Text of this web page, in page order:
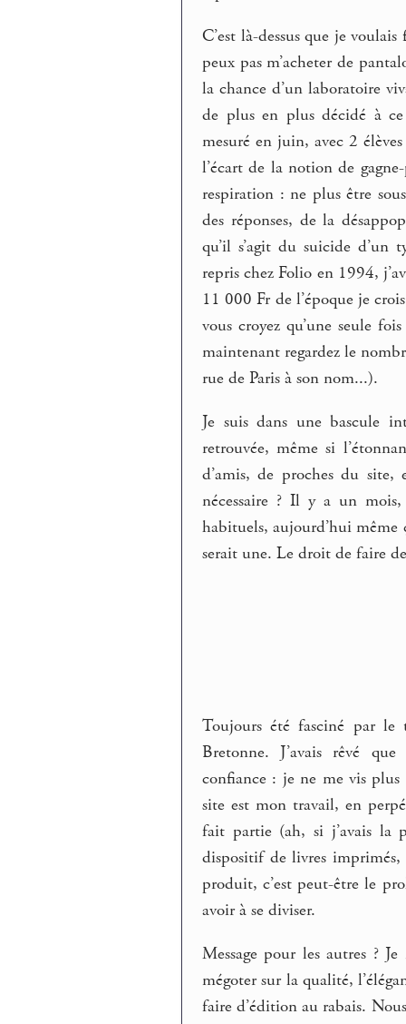
C’est là-dessus que je
peux pas m’acheter de
la chance d’un laboratoire
de plus en plus décidé à
mesuré en juin, avec 2
l’écart de la notion de
respiration : ne plus être
des réponses, de la
qu’il s’agit du suicide d’un
repris chez Folio en 1994,
11 000 Fr de l’époque je
vous croyez qu’une seule
maintenant regardez le
rue de Paris à son nom...).
Je suis dans une bascule
retrouvée, même si
d’amis, de proches du site,
nécessaire ? Il y a un
habituels, aujourd’hui même
serait une. Le droit de faire
Toujours été fasciné par
Bretonne. J’avais rêvé
confiance : je ne me vis
site est mon travail, en
fait partie (ah, si j’avais la
dispositif de livres
produit, c’est peut-être le
avoir à se diviser.
Message pour les autres ?
mégoter sur la qualité,
faire d’édition au rabais.